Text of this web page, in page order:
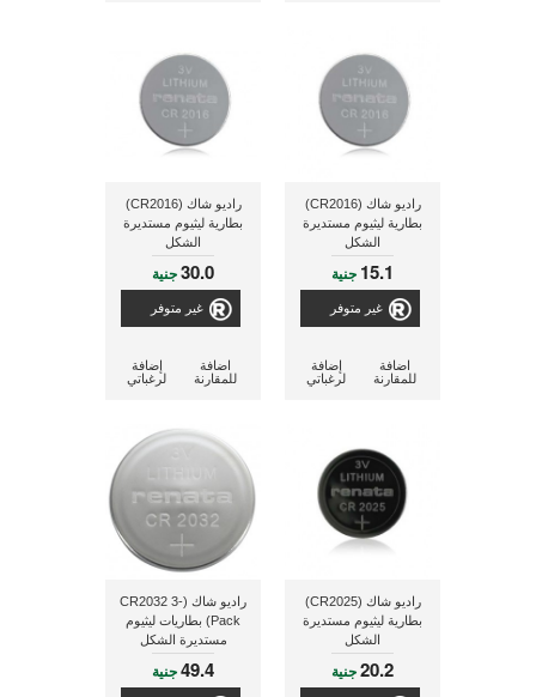
راديو شاك (CR2016)
بطارية ليثيوم مستديرة
الشكل
15.1 جنية
غير متوفر
إضافة
لرغباتي
اضافة
للمقارنة
راديو شاك (CR2016)
بطارية ليثيوم مستديرة
الشكل
30.0جنية
غير متوفر
إضافة
لرغباتي
اضافة
للمقارنة
راديو شاك (CR2025)
بطارية ليثيوم مستديرة
الشكل
20.2جنية
راديو شاك (CR2032 3-
Pack) بطاريات ليثيوم
مستديرة الشكل
49.4جنية